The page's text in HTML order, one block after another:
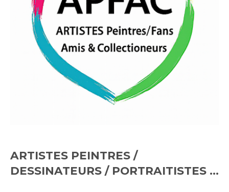
ARTISTES PEINTRES /
DESSINATEURS / PORTRAITISTES …